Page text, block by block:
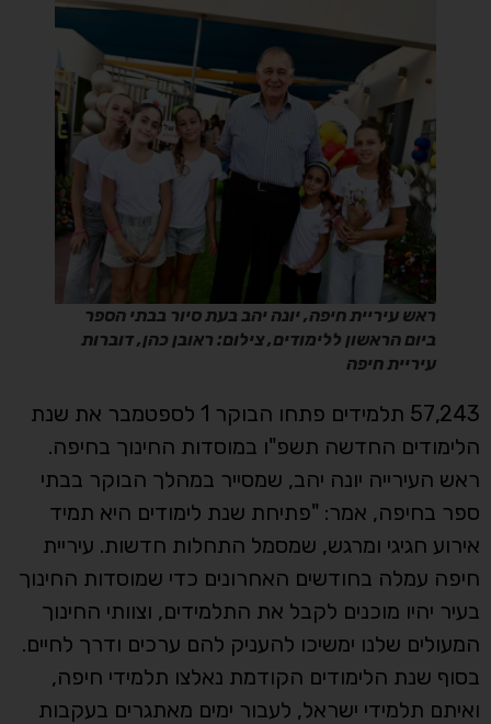
ראש עיריית חיפה, יונה יהב בעת סיור בבתי הספר
ביום הראשון ללימודים, צילום: ראובן כהן, דוברות
עיריית חיפה
57,243 תלמידים פתחו הבוקר 1 לספטמבר את שנת
הלימודים החדשה תשפ"ו במוסדות החינוך בחיפה.
ראש העירייה יונה יהב, שמסייר במהלך הבוקר בבתי
ספר בחיפה, אמר: "פתיחת שנת לימודים היא תמיד
אירוע חגיגי ומרגש, שמסמל התחלות חדשות. עיריית
חיפה עמלה בחודשים האחרונים כדי שמוסדות החינוך
בעיר יהיו מוכנים לקבל את התלמידים, וצוותי החינוך
המעולים שלנו ימשיכו להעניק להם ערכים ודרך לחיים.
בסוף שנת הלימודים הקודמת נאלצו תלמידי חיפה,
ואיתם תלמידי ישראל, לעבור ימים מאתגרים בעקבות